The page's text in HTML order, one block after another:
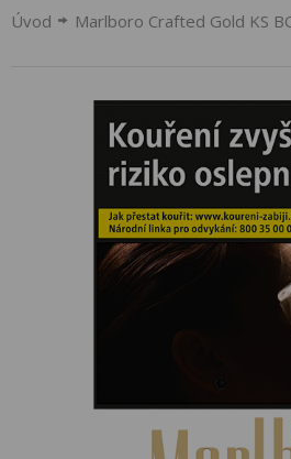
Úvod Marlboro Crafted Gold KS